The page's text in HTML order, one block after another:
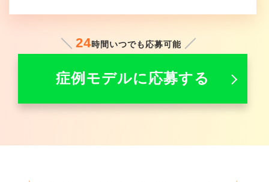
24時間いつでも応募可能
症例モデルに応募する